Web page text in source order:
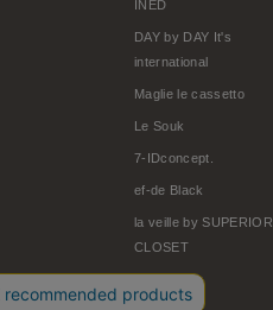
INED
DAY by DAY It's
international
Maglie le cassetto
Le Souk
7-IDconcept.
ef-de Black
la veille by SUPERIOR
CLOSET